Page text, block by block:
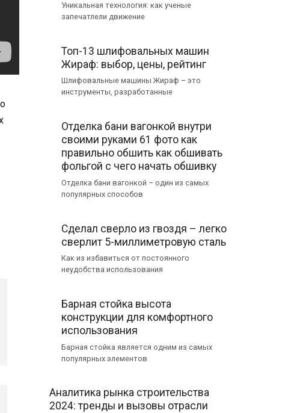
Уникальная технология: как ученые
запечатлели движение
Топ-13 шлифовальных машин
Жираф: выбор, цены, рейтинг
Шлифовальные машины Жираф – это
инструменты, разработанные
Отделка бани вагонкой внутри
своими руками 61 фото как
правильно обшить как обшивать
фольгой с чего начать обшивку
Отделка бани вагонкой – один из самых
популярных способов
Сделал сверло из гвоздя – легко
сверлит 5-миллиметровую сталь
Как из избавиться от постоянного
неудобства использования
Барная стойка высота
конструкции для комфортного
использования
Барная стойка является одним из самых
популярных элементов
Аналитика рынка строительства
2024: тренды и вызовы отрасли